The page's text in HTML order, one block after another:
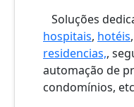
Soluções
hospitais, hotéis
residencias,,
automação de
condomínios,